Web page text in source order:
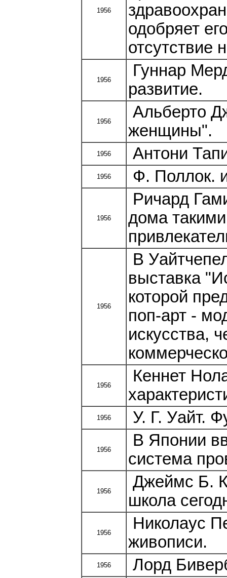
1956
одобряет
отсутствие
1956
Гуннар
развитие.
1956
Альберто
женщины".
1956 Антони
1956 Ф. Поллок.
1956
Ричард
дома
1956
В
выставка
которой
поп-арт -
искусства,
1956
Кеннет
1956 У. Г. Уайт.
1956
В Японии
система
1956
Джеймс Б.
школа
1956
Николаус
живописи.
1956 Лорд